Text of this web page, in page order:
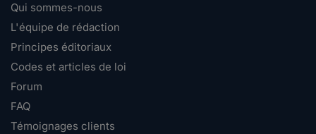
Qui sommes-nous
L'équipe de rédaction
Principes éditoriaux
Codes et articles de loi
Forum
FAQ
Témoignages clients